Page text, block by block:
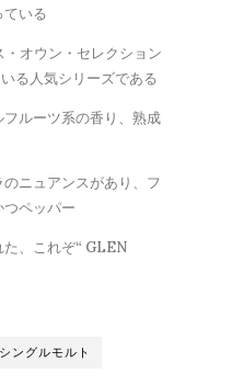
ている
オウン・セレクション
る人気シリーズである
ルーツ系の香り、熟成
ニュアンスがあり、フ
つペッパー
、これぞ“ GLEN
シングルモルト